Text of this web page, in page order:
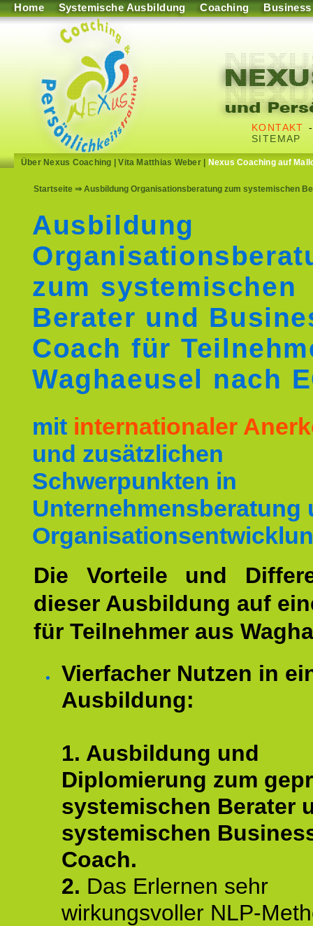
Home Systemische Ausbildung Coaching Business
KONTAKT
SITEMAP
Über Nexus Coaching |Vita Matthias Weber| Nexus Coaching auf
Startseite ⇒ Ausbildung Organisationsberatung zum systemischen
Ausbildung
zum systemischen
Berater und
Coach für
Waghaeusel nach
mit internationaler
und zusätzlichen
Schwerpunkten in
Unternehmensberatung
Die Vorteile und
dieser Ausbildung auf
für Teilnehmer aus
Vierfacher Nutzen in
Ausbildung:
1. Ausbildung und
Diplomierung zum
systemischen Berater
systemischen
Coach.
2. Das Erlernen sehr
wirkungsvoller NLP-